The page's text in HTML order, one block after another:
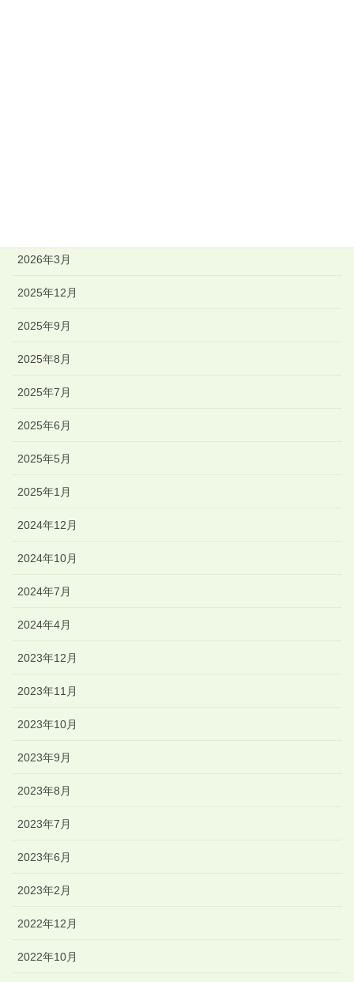
2026年3月
2025年12月
2025年9月
2025年8月
2025年7月
2025年6月
2025年5月
2025年1月
2024年12月
2024年10月
2024年7月
2024年4月
2023年12月
2023年11月
2023年10月
2023年9月
2023年8月
2023年7月
2023年6月
2023年2月
2022年12月
2022年10月